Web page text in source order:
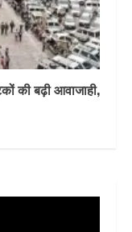
की बढ़ी आवाजाही,